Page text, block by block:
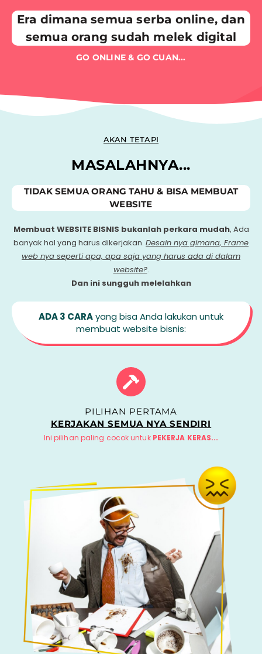
Era dimana semua serba online, dan
semua orang sudah melek digital
GO ONLINE & GO CUAN...
AKAN TETAPI
MASALAHNYA...
TIDAK SEMUA ORANG TAHU & BISA MEMBUAT
WEBSITE
Membuat WEBSITE BISNIS bukanlah perkara mudah, Ada
banyak hal yang harus dikerjakan. Desain nya gimana, Frame
web nya seperti apa, apa saja yang harus ada di dalam
website?.
Dan ini sungguh melelahkan
ADA 3 CARAyang bisa Anda lakukan untuk
membuat website bisnis:
PILIHAN PERTAMA
KERJAKAN SEMUA NYA SENDIRI
Ini pilihan paling cocok untuk PEKERJA KERAS...